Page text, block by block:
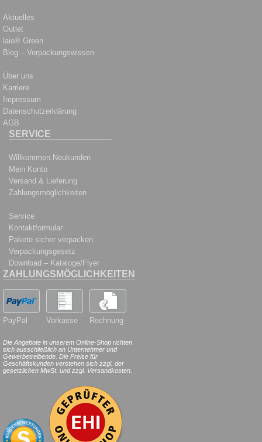
Aktuelles
Outlet
laio® Green
Blog – Verpackungswissen
Über uns
Karriere
Impressum
Datenschutzerklärung
AGB
SERVICE
Willkommen Neukunden
Mein Konto
Versand & Lieferung
Zahlungsmöglichkeiten
Service
Kontaktformular
Pakete sicher verpacken
Verpackungsgesetz
Download – Kataloge/Flyer
ZAHLUNGSMÖGLICHKEITEN
PayPal Vorkasse Rechnung
Die Angebote in unserem Online-Shop richten
sich ausschließlich an Unternehmer und
Gewerbetreibende. Die Preise für
Geschäftskunden verstehen sich zzgl. der
gesetzlichen MwSt. und zzgl. Versandkosten.